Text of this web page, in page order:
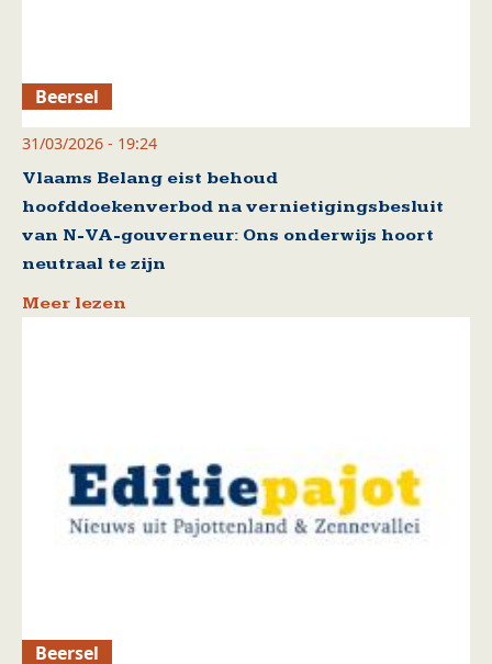
Beersel
31/03/2026 - 19:24
Vlaams Belang eist behoud
hoofddoekenverbod na vernietigingsbesluit
van N-VA-gouverneur: Ons onderwijs hoort
neutraal te zijn
Meer lezen
Beersel